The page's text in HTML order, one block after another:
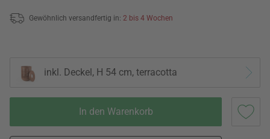
Gewöhnlich versandfertig in: 2 bis 4 Wochen
inkl. Deckel, H 54 cm, terracotta
In den Warenkorb